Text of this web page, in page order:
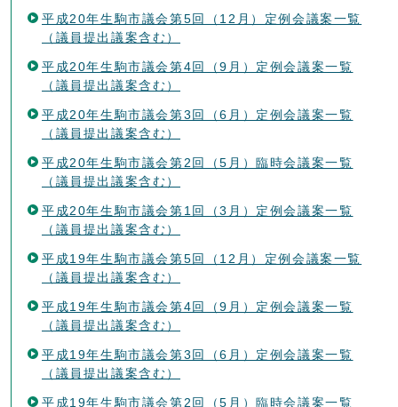
平成20年生駒市議会第5回（12月）定例会議案一覧
（議員提出議案含む）
平成20年生駒市議会第4回（9月）定例会議案一覧
（議員提出議案含む）
平成20年生駒市議会第3回（6月）定例会議案一覧
（議員提出議案含む）
平成20年生駒市議会第2回（5月）臨時会議案一覧
（議員提出議案含む）
平成20年生駒市議会第1回（3月）定例会議案一覧
（議員提出議案含む）
平成19年生駒市議会第5回（12月）定例会議案一覧
（議員提出議案含む）
平成19年生駒市議会第4回（9月）定例会議案一覧
（議員提出議案含む）
平成19年生駒市議会第3回（6月）定例会議案一覧
（議員提出議案含む）
平成19年生駒市議会第2回（5月）臨時会議案一覧